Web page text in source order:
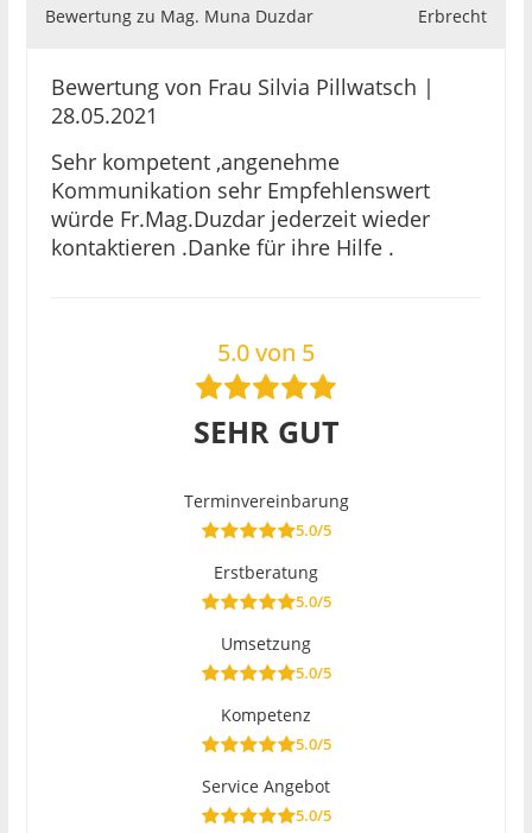
WIEN
Eintragung als Rechtsanwältin
WIEN
Rechtsanwaltsprüfung
WIEN
2007-2012
Rechtsanwaltsanwärterin in bekannten
Gerichtsjahr am Bezirksgericht Mödling
und am Arbeits- und Sozialgericht Wien
Bewertung zu Mag. Muna Duzdar Erbrecht
Bewertung von Frau Silvia Pillwatsch |
28.05.2021
Sehr kompetent ,angenehme
Kommunikation sehr Empfehlenswert
würde Fr.Mag.Duzdar jederzeit wieder
kontaktieren .Danke für ihre Hilfe .
5.0 von 5
SEHR GUT
Terminvereinbarung
5.0/5
Erstberatung
5.0/5
Umsetzung
5.0/5
Kompetenz
5.0/5
Service Angebot
5.0/5